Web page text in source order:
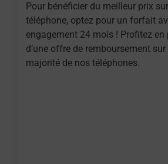
Pour bénéficier du meilleur prix
téléphone, optez pour un forfait
engagement 24 mois ! Profitez en
d’une offre de remboursement sur
majorité de nos téléphones.